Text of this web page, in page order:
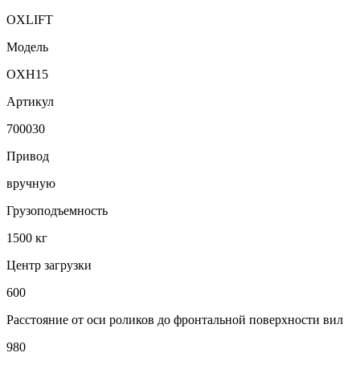
OXLIFT
Модель
OXH15
Артикул
700030
Привод
вручную
Грузоподъемность
1500 кг
Центр загрузки
600
Расстояние от оси роликов до фронтальной поверхности вил
980